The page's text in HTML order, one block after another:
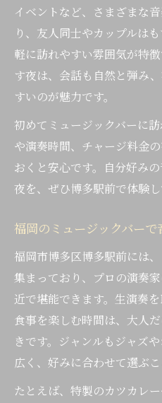
音楽とバーで感じ
レストランバーで
ミュージックバー
ライブバーで叶う特別
バーと生演奏で彩
ライブバーで体験
博多駅で特別感あ
二次会にも最適な
バー選びで見極めたい
バー選びで重視し
雰囲気重視のバー
生演奏バーの空間
ミュージックバー
自分好みのバーを
ト
終電前に楽しむ生演奏
イベントなど、さまざまな
り、友人同士やカップルは
軽に訪れやすい雰囲気が特
す夜は、会話も自然と弾み
すいのが魅力です。
初めてミュージックバーに
や演奏時間、チャージ料金
おくと安心です。自分好み
夜を、ぜひ博多駅前で体験し
福岡のミュージックバーで
福岡市博多区博多駅前には
集まっており、プロの演奏
近で堪能できます。生演奏
食事を楽しむ時間は、大人
きです。ジャンルもジャズ
広く、好みに合わせて選ぶこ
たとえば、特製のカツカレ